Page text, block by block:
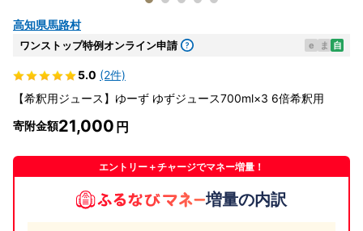
高知県馬路村
ワンストップ特例オンライン申請 e ま 自
5.0 (2件)
【希釈用ジュース】ゆーず ゆずジュース700ml×3 6倍希釈用
寄附金額21,000
エントリー＋チャージでマネー増量！
増量の内訳